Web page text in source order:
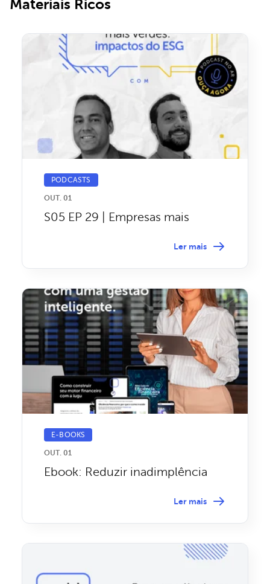
Materiais Ricos
PODCASTS
OUT. 01
S05 EP 29 | Empresas mais
Ler mais
E-BOOKS
OUT. 01
Ebook: Reduzir inadimplência
Ler mais